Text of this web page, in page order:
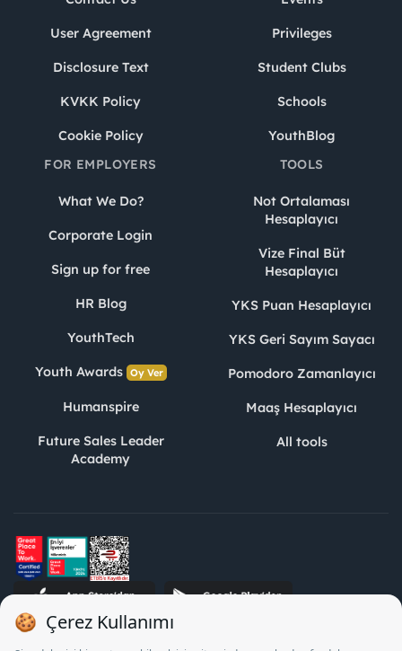
User Agreement
Disclosure Text
KVKK Policy
Cookie Policy
Privileges
Student Clubs
Schools
YouthBlog
FOR EMPLOYERS
What We Do?
Corporate Login
Sign up for free
HR Blog
YouthTech
Youth Awards Oy Ver
Humanspire
Future Sales Leader
Academy
TOOLS
Not Ortalaması
Hesaplayıcı
Vize Final Büt
Hesaplayıcı
YKS Puan Hesaplayıcı
YKS Geri Sayım Sayacı
Pomodoro Zamanlayıcı
Maaş Hesaplayıcı
All tools